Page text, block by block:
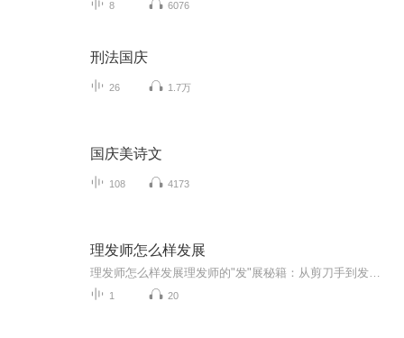
8 6076
刑法国庆
26 1.7万
国庆美诗文
108 4173
理发师怎么样发展
1 20